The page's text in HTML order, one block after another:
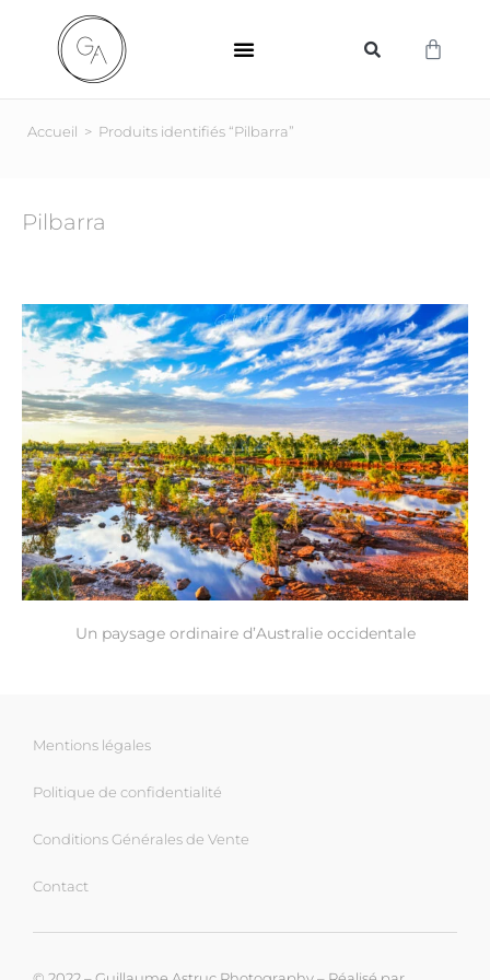
Accueil > Produits identifiés “Pilbarra”
Pilbarra
Un paysage ordinaire d’Australie occidentale
Mentions légales
Politique de confidentialité
Conditions Générales de Vente
Contact